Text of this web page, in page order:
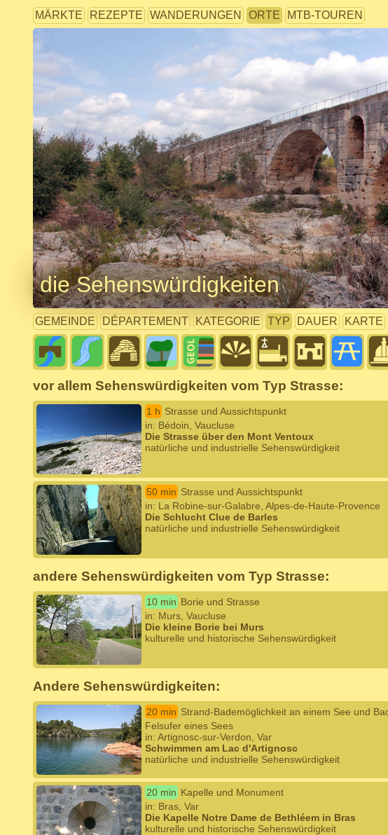
MÄRKTE REZEPTE WANDERUNGEN ORTE MTB-TOUREN
die Sehenswürdigkeiten
GEMEINDE DÉPARTEMENT KATEGORIE TYP DAUER KARTE
vor allem Sehenswürdigkeiten vom Typ Strasse:
1 h Strasse und Aussichtspunkt
in: Bédoin, Vaucluse
Die Strasse über den Mont Ventoux
natürliche und industrielle Sehenswürdigkeit
50 min Strasse und Aussichtspunkt
in: La Robine-sur-Galabre, Alpes-de-Haute-Provence
Die Schlucht Clue de Barles
natürliche und industrielle Sehenswürdigkeit
andere Sehenswürdigkeiten vom Typ Strasse:
10 min Borie und Strasse
in: Murs, Vaucluse
Die kleine Borie bei Murs
kulturelle und historische Sehenswürdigkeit
Andere Sehenswürdigkeiten:
20 min Strand-Bademöglichkeit an einem See und
Felsufer eines Sees
in: Artignosc-sur-Verdon, Var
Schwimmen am Lac d'Artignosc
natürliche und industrielle Sehenswürdigkeit
20 min Kapelle und Monument
in: Bras, Var
Die Kapelle Notre Dame de Bethléem in Bras
kulturelle und historische Sehenswürdigkeit